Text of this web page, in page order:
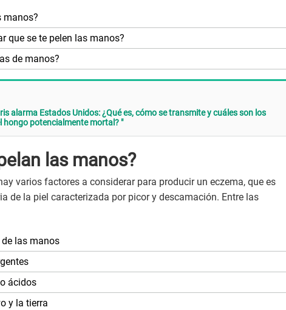
manos?
que se te pelen las manos?
de manos?
alarma Estados Unidos: ¿Qué es, cómo se transmite y cuáles son los
hongo potencialmente mortal? "
las manos?
varios factores a considerar para producir un eczema, que es
de la piel caracterizada por picor y descamación. Entre las
las manos
ácidos
y la tierra